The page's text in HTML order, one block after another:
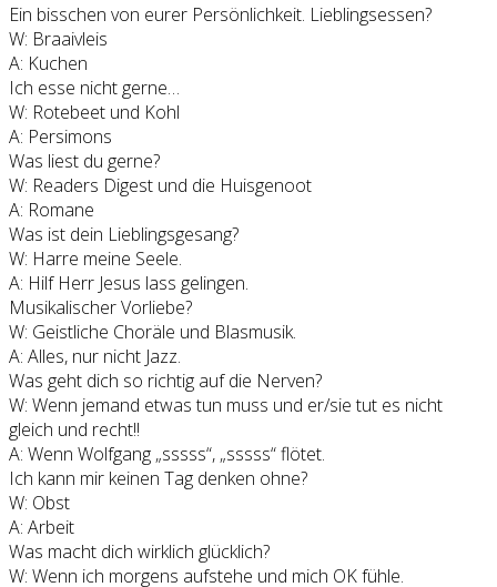
Ein bisschen von eurer Persönlichkeit. Lieblingsessen?
W: Braaivleis
A: Kuchen
Ich esse nicht gerne…
W: Rotebeet und Kohl
A: Persimons
Was liest du gerne?
W: Readers Digest und die Huisgenoot
A: Romane
Was ist dein Lieblingsgesang?
W: Harre meine Seele.
A: Hilf Herr Jesus lass gelingen.
Musikalischer Vorliebe?
W: Geistliche Choräle und Blasmusik.
A: Alles, nur nicht Jazz.
Was geht dich so richtig auf die Nerven?
W: Wenn jemand etwas tun muss und er/sie tut es nicht
gleich und recht!!
A: Wenn Wolfgang „sssss“, „sssss“ flötet.
Ich kann mir keinen Tag denken ohne?
W: Obst
A: Arbeit
Was macht dich wirklich glücklich?
W: Wenn ich morgens aufstehe und mich OK fühle.